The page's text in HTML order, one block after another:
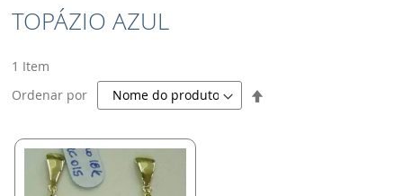
TOPÁZIO AZUL
1 Item
Ordenar por